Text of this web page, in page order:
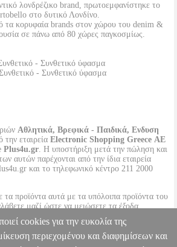
λονδρέζικο brand, πρωτοεμφανίστηκε το
στο δυτικό Λονδίνο.
τα κορυφαία brands στον χώρου του denim &
σε πάνω από 80 χώρες παγκοσμίως.
- Συνθετικό ύφασμα
- Συνθετικό ύφασμα
Αθλητικά, Βρεφικά - Παιδικά, Ενδυση
την εταιρεία Electronic Shopping Greece ΑΕ
Plus4u.gr. Η υποστήριξη μετά την πώληση και
αυτών παρέχονται από την ίδια εταιρεία
και το τηλεφωνικό κέντρο 211 2000
προϊόντα αυτά με τα υπόλοιπα προϊόντα του
μαζί ώστε να μειώσετε τα έξοδα
να παραλάβετε από οποιοδήποτε eshop
ανεξαρτήτως ύψους παραγγελίας!
cookies για την ευκολία της
περιεχομένου και διαφημίσεων και